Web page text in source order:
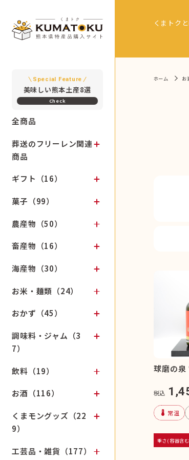
Special Feature
美味しい熊本土産8選
全商品
葬送のフリーレン関連
商品
ギフト（16）
菓子（99）
農産物（50）
畜産物（16）
海産物（30）
お米・麺類（24）
おかず（45）
調味料・ジャム（3
7）
飲料（19）
お酒（116）
くまモングッズ（22
9）
工芸品・雑貨（177）
くまトク
ホーム お
球磨の泉
税込
device_thermostat 常温
重さ(容器含